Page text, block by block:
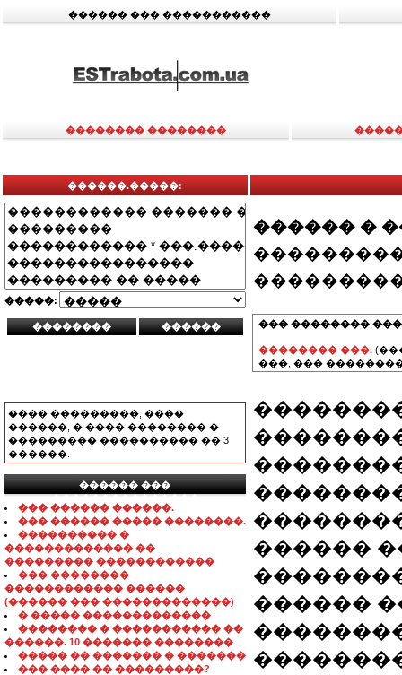
������ ��� �����������
�������� ��������
������.�����:
�����:
���� ���������, ����
������, � ���� �������� �
��������� ���������� �� 3
������.
������ ���
���������������
��� ������ ������.
��� ������ ����� ��������.
���������� �
������������� ��
��������� ������������
��� ��������
������������ ������
(������ ��� �������������)
� ����� �������������
�������� � ����������� ��
������. 10 ������� ��������
����� �� ������� � �������
��� ���� �� ���������?
������ �
��� ��������
�������� ���.
���, ���
������
������